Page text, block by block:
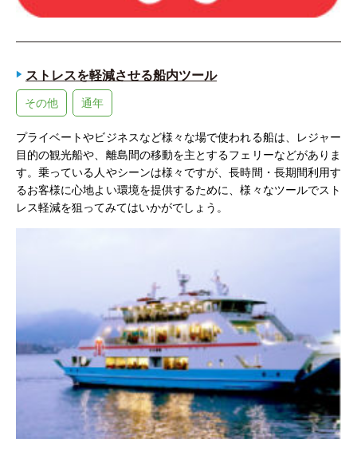
ストレスを軽減させる船内ツール
その他 通年
プライベートやビジネスなど様々な場で使われる船は、レジャー
目的の観光船や、離島間の移動を主とするフェリーなどがありま
す。乗っている人やシーンは様々ですが、長時間・長期間利用す
るお客様に心地よい環境を提供するために、様々なツールでスト
レス軽減を狙ってみてはいかがでしょう。